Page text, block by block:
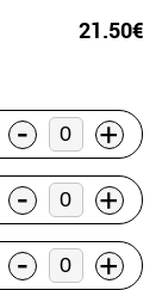
21.50€
- +
- +
- +